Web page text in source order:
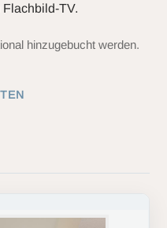
TV.
hinzugebucht werden.